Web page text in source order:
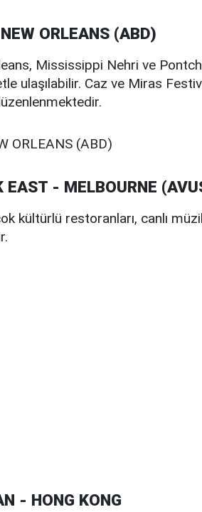
ORLEANS (ABD)
Mississippi Nehri ve
ulaşılabilir. Caz ve Miras
EAST - MELBOURNE
kültürlü restoranları, canlı
- HONG KONG